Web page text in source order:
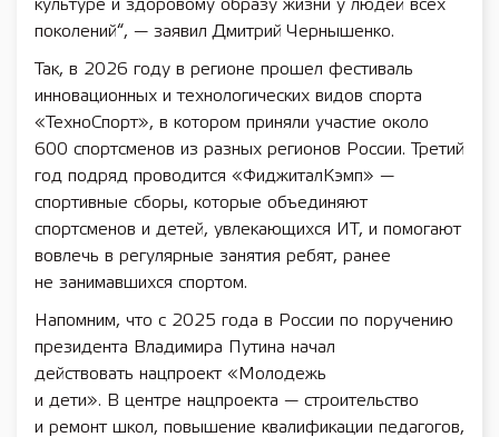
культуре и здоровому образу жизни у людей всех
поколений“, — заявил Дмитрий Чернышенко.
Так, в 2026 году в регионе прошел фестиваль
инновационных и технологических видов спорта
«ТехноСпорт», в котором приняли участие около
600 спортсменов из разных регионов России. Третий
год подряд проводится «ФиджиталКэмп» —
спортивные сборы, которые объединяют
спортсменов и детей, увлекающихся ИТ, и помогают
вовлечь в регулярные занятия ребят, ранее
не занимавшихся спортом.
Напомним, что с 2025 года в России по поручению
президента Владимира Путина начал
действовать нацпроект «Молодежь
и дети». В центре нацпроекта — строительство
и ремонт школ, повышение квалификации педагогов,